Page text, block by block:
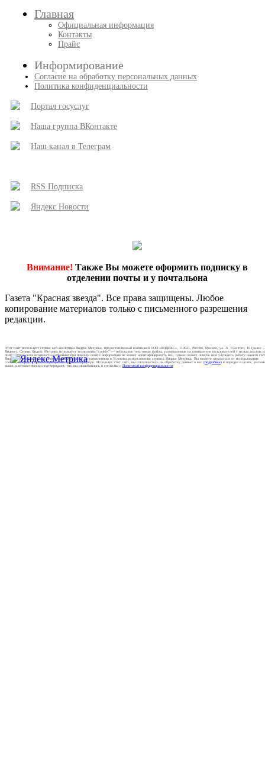
Главная
Официальная информация
Контакты
Прайс
Информирование
Согласие на обработку персональных данных
Политика конфиденциальности
Портал госуслуг
Наша группа ВКонтакте
Наш канал в Телеграм
RSS Подписка
Яндекс Новости
Внимание! Также Вы можете оформить подписку в
отделении почты и у почтальона
Газета "Красная звезда". Все права защищены. Любое
копирование материалов только с письменного разрешения
редакции.
Этот сайт использует сервис веб-аналитики Яндекс Метрика, предоставляемый компанией ООО «ЯНДЕКС», 119021, Россия, Москва, ул. Л. Толстого, 16 (далее
Яндекс). Сервис Яндекс Метрика использует технологию “cookie” — небольшие текстовые файлы, размещаемые на компьютере пользователей с целью анализа
пользовательской активности.Собранная при помощи cookie информация не может идентифицировать вас, однако может помочь нам улучшить работу нашего
Яндекс обрабатывает эту информацию в порядке, установленном в Условиях использования сервиса Яндекс Метрика. Вы можете отказаться от использования
cookies, выбрав соответствующие настройки в браузере. Используя этот сайт, вы соглашаетесь на обработку данных о вас (подробнее) в порядке и целях,
выше и автоматически подтверждает, что вы ознакомились и согласны с Политикой конфиденциальности